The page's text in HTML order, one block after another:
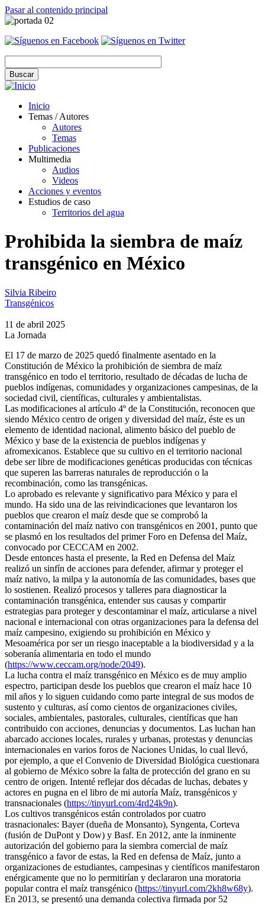
Pasar al contenido principal
Inicio
Temas / Autores
Autores
Temas
Publicaciones
Multimedia
Audios
Videos
Acciones y eventos
Estudios de caso
Territorios del agua
Prohibida la siembra de maíz
transgénico en México
Silvia Ribeiro
Transgénicos
11 de abril 2025
La Jornada
El 17 de marzo de 2025 quedó finalmente asentado en la
Constitución de México la prohibición de siembra de maíz
transgénico en todo el territorio, resultado de décadas de lucha de
pueblos indígenas, comunidades y organizaciones campesinas, de la
sociedad civil, científicas, culturales y ambientalistas.
Las modificaciones al artículo 4º de la Constitución, reconocen que
siendo México centro de origen y diversidad del maíz, éste es un
elemento de identidad nacional, alimento básico del pueblo de
México y base de la existencia de pueblos indígenas y
afromexicanos. Establece que su cultivo en el territorio nacional
debe ser libre de modificaciones genéticas producidas con técnicas
que superen las barreras naturales de reproducción o la
recombinación, como las transgénicas.
Lo aprobado es relevante y significativo para México y para el
mundo. Ha sido una de las reivindicaciones que levantaron los
pueblos que crearon el maíz desde que se comprobó la
contaminación del maíz nativo con transgénicos en 2001, punto que
se plasmó en los resultados del primer Foro en Defensa del Maíz,
convocado por CECCAM en 2002.
Desde entonces hasta el presente, la Red en Defensa del Maíz
realizó un sinfín de acciones para defender, afirmar y proteger el
maíz nativo, la milpa y la autonomía de las comunidades, bases que
lo sostienen. Realizó procesos y talleres para diagnosticar la
contaminación transgénica, entender sus causas y compartir
estrategias para proteger y descontaminar el maíz, articularse a nivel
nacional e internacional con otras organizaciones para la defensa del
maíz campesino, exigiendo su prohibición en México y
Mesoamérica por ser un riesgo inaceptable a la biodiversidad y a la
soberanía alimentaria en todo el mundo
(https://www.ceccam.org/node/2049).
La lucha contra el maíz transgénico en México es de muy amplio
espectro, participan desde los pueblos que crearon el maíz hace 10
mil años y lo siguen cuidando como parte integral de sus modos de
sustento y culturas, así como cientos de organizaciones civiles,
sociales, ambientales, pastorales, culturales, científicas que han
contribuido con acciones, denuncias y documentos. Las luchan han
abarcado acciones locales, rurales y urbanas, protestas y denuncias
internacionales en varios foros de Naciones Unidas, lo cual llevó,
por ejemplo, a que el Convenio de Diversidad Biológica cuestionara
al gobierno de México sobre la falta de protección del grano en su
centro de origen. Intenté reflejar dos décadas de luchas, debates y
actores en pugna en el libro de mi autoría Maíz, transgénicos y
transnacionales (https://tinyurl.com/4rd24k9n).
Los cultivos transgénicos están controlados por cuatro
trasnacionales: Bayer (dueña de Monsanto), Syngenta, Corteva
(fusión de DuPont y Dow) y Basf. En 2012, ante la inminente
autorización del gobierno para la siembra comercial de maíz
transgénico a favor de estas, la Red en defensa de Maíz, junto a
organizaciones de estudiantes, campesinas y científicos manifestaron
enérgicamente que no lo permitirían y declararon una moratoria
popular contra el maíz transgénico (https://tinyurl.com/2kh8w68y).
En 2013, se presentó una demanda colectiva firmada por 52